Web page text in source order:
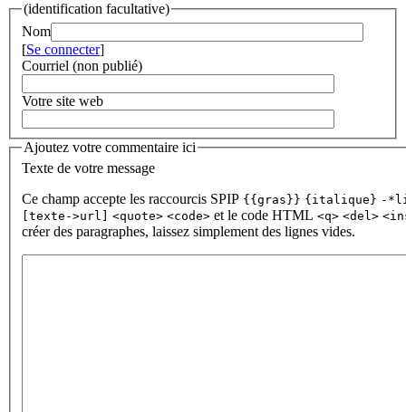
(identification facultative)
Nom
[Se connecter]
Courriel (non publié)
Votre site web
Ajoutez votre commentaire ici
Texte de votre message
Ce champ accepte les raccourcis SPIP {{gras}} {italique} -
[texte->url]
<quote> <code> et le code HTML <q> <del>
créer des paragraphes, laissez simplement des lignes vides.